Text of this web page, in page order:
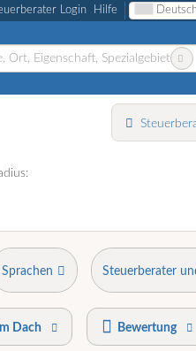
Login Hilfe
Sprachen Steuerberater
Dach Bewertung